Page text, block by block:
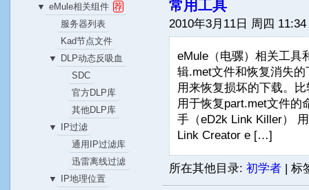
常用工具
2010年3月11日 周四 11:34
eMule（电骡）相关工具
辑.met文件和恢复消失
用来恢复损坏的下载。
用于恢复part.met文件的
手（eD2k Link Killer）
Link Creator e […]
所在其他目录:初学者 | 标
▼ eMule相关组件 荐
服务器列表
Kad节点文件
▼
DLP动态反吸血
SDC
官方DLP库
其他DLP库
▼
IP过滤
通用IP过滤库
迅雷离线过滤
▼
IP地理位置